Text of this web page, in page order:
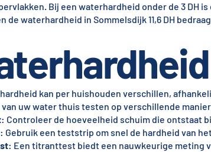
Bij een waterhardheid onder de 3 DH
de waterhardheid in Sommelsdijk 11,6 DH
kan per huishouden verschillen,
uw water thuis testen op verschillende
: Controleer de hoeveelheid schuim die ontstaat
: Gebruik een teststrip om snel de hardheid van
: Een titranttest biedt een nauwkeurige meting